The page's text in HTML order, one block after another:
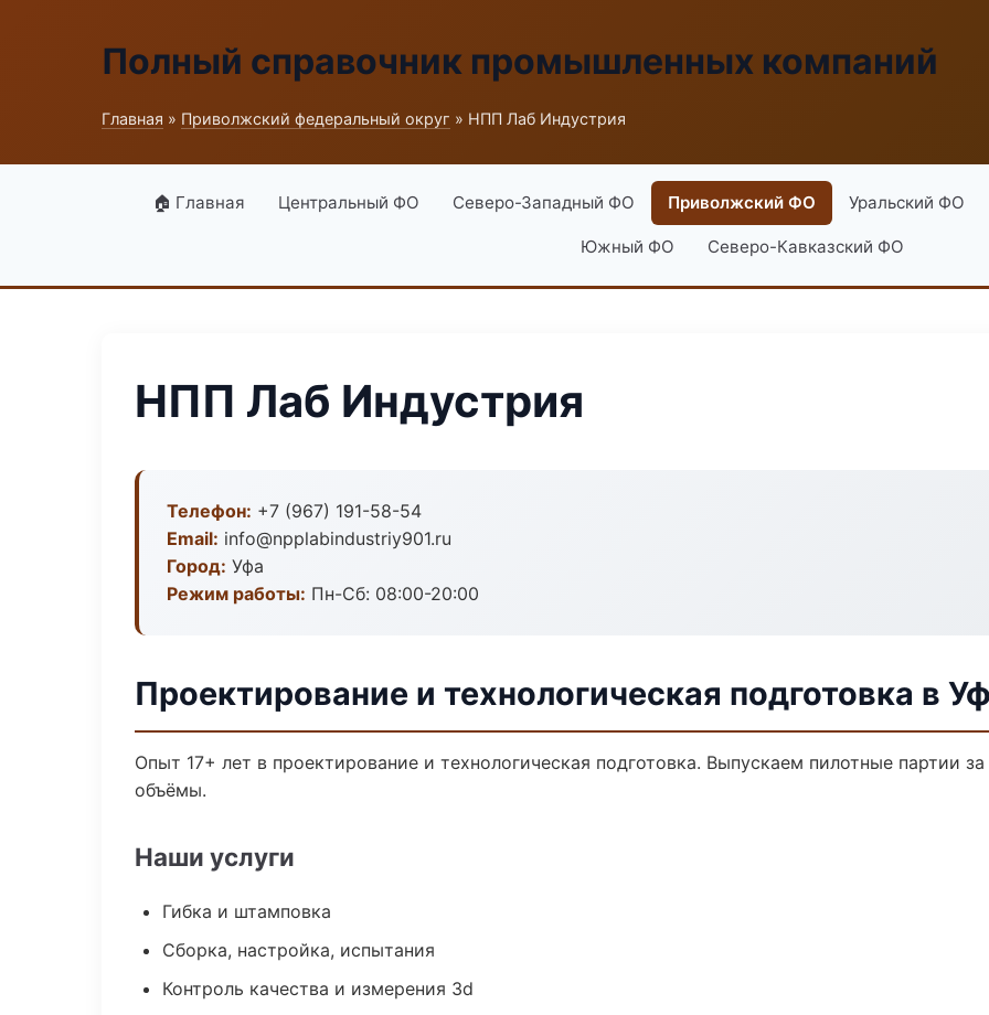
Полный справочник промышленных компаний
Главная » Приволжский федеральный округ » НПП Лаб Индустрия
🏠 Главная Центральный ФО Северо-Западный ФО Приволжский ФО Уральский ФО
Южный ФО Северо-Кавказский ФО
НПП Лаб Индустрия
Телефон: +7 (967) 191-58-54
Email: info@npplabindustriy901.ru
Город: Уфа
Режим работы: Пн-Сб: 08:00-20:00
Проектирование и технологическая подготовка в
Опыт 17+ лет в проектирование и технологическая подготовка. Выпускаем пилотные партии
объёмы.
Наши услуги
Гибка и штамповка
Сборка, настройка, испытания
Контроль качества и измерения 3d